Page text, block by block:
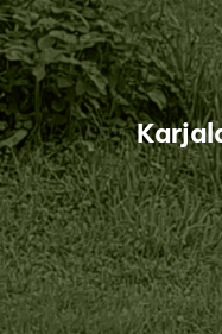
Siirry
sivun
sisältöön